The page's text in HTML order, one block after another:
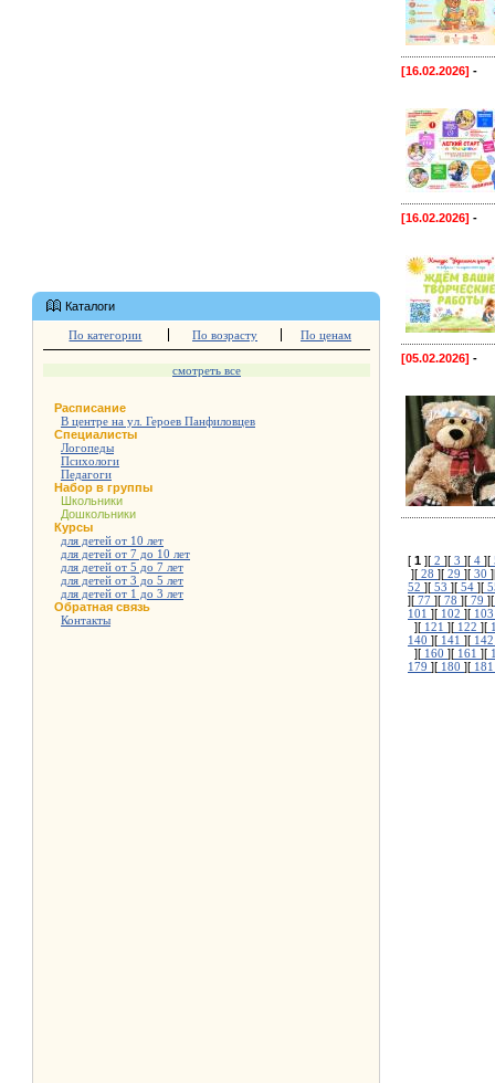
Каталоги
По категории По возрасту По ценам
смотреть все
Расписание
В центре на ул. Героев Панфиловцев
Специалисты
Логопеды
Психологи
Педагоги
Набор в группы
Школьники
Дошкольники
Курсы
для детей от 10 лет
для детей от 7 до 10 лет
для детей от 5 до 7 лет
для детей от 3 до 5 лет
для детей от 1 до 3 лет
Обратная связь
Контакты
[16.02.2026] -
[16.02.2026] -
[05.02.2026] -
[ 1 ][ 2 ][ 3 ][ 4 ][
][ 28 ][ 29 ][ 30
52 ][ 53 ][ 54 ][
][ 77 ][ 78 ][ 79 ][
101 ][ 102 ][
][ 121 ][ 122 ][
140 ][ 141 ][
][ 160 ][ 161 ][
179 ][ 180 ][